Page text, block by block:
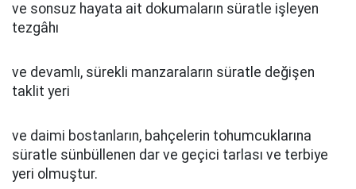
ve sonsuz hayata ait dokumaların süratle işleyen
tezgâhı
ve devamlı, sürekli manzaraların süratle değişen
taklit yeri
ve daimi bostanların, bahçelerin tohumcuklarına
süratle sünbüllenen dar ve geçici tarlası ve terbiye
yeri olmuştur.